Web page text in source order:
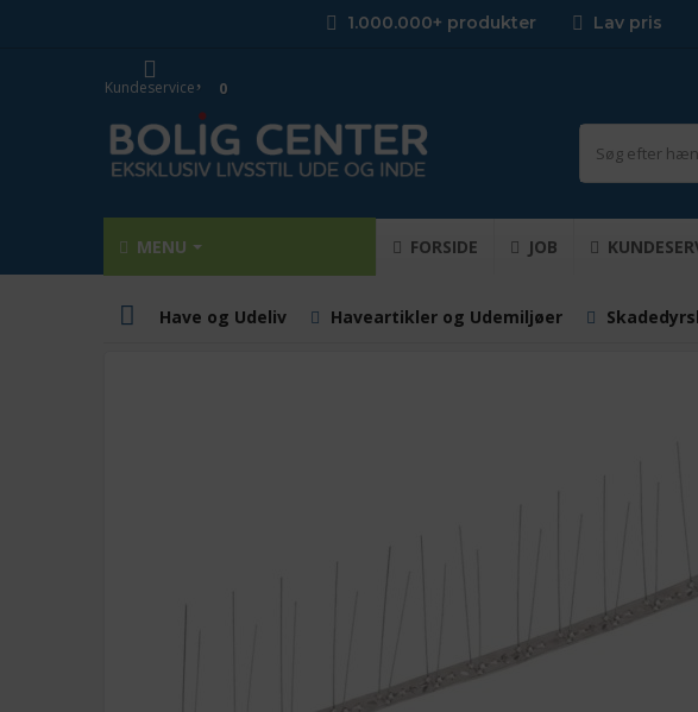
1.000.000+ produkter Lav pris
Kundeservice 0
MENU FORSIDE JOB
Have og Udeliv Haveartikler og Udemiljøer